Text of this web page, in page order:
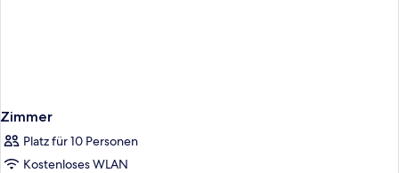
Zimmer
Platz für 10 Personen
Kostenloses WLAN